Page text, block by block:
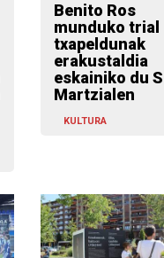
Benito Ros
munduko trial
txapeldunak
erakustaldia
eskainiko du
Martzialen
KULTURA